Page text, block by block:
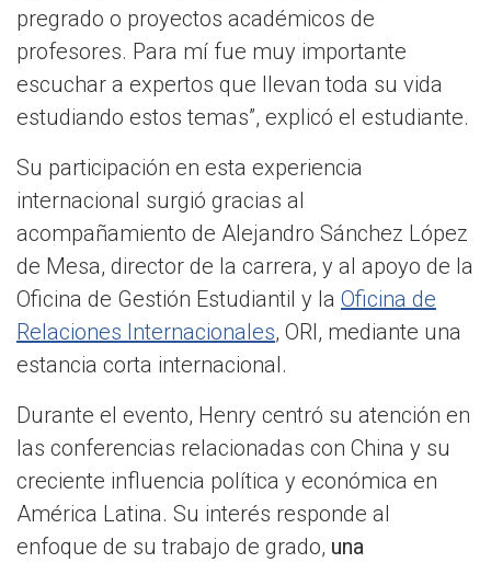
pregrado o proyectos académicos de
profesores. Para mí fue muy importante
escuchar a expertos que llevan toda su vida
estudiando estos temas”, explicó el estudiante.
Su participación en esta experiencia
internacional surgió gracias al
acompañamiento de Alejandro Sánchez López
de Mesa, director de la carrera, y al apoyo de la
Oficina de Gestión Estudiantil y la Oficina de
Relaciones Internacionales, ORI, mediante una
estancia corta internacional.
Durante el evento, Henry centró su atención en
las conferencias relacionadas con China y su
creciente influencia política y económica en
América Latina. Su interés responde al
enfoque de su trabajo de grado, una